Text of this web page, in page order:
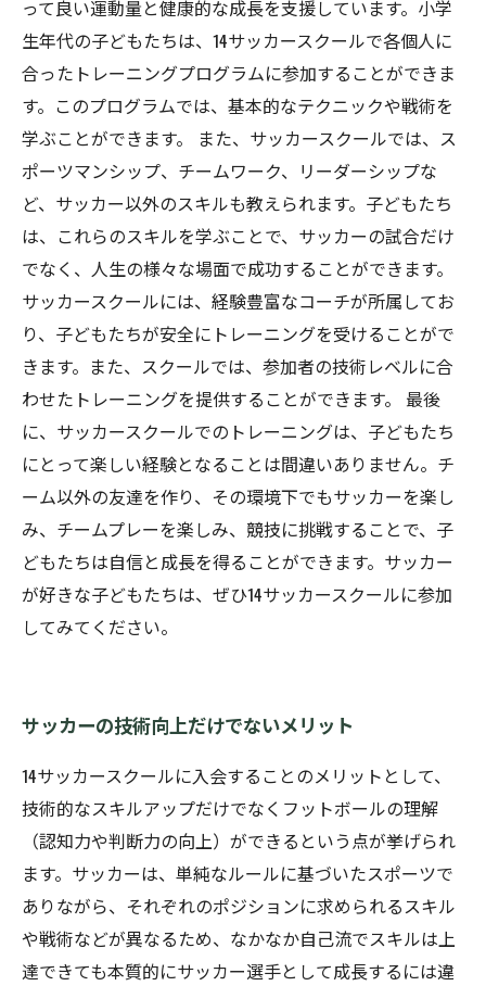
って良い運動量と健康的な成長を支援しています。小学
生年代の子どもたちは、14サッカースクールで各個人に
合ったトレーニングプログラムに参加することができま
す。このプログラムでは、基本的なテクニックや戦術を
学ぶことができます。 また、サッカースクールでは、ス
ポーツマンシップ、チームワーク、リーダーシップな
ど、サッカー以外のスキルも教えられます。子どもたち
は、これらのスキルを学ぶことで、サッカーの試合だけ
でなく、人生の様々な場面で成功することができます。
サッカースクールには、経験豊富なコーチが所属してお
り、子どもたちが安全にトレーニングを受けることがで
きます。また、スクールでは、参加者の技術レベルに合
わせたトレーニングを提供することができます。 最後
に、サッカースクールでのトレーニングは、子どもたち
にとって楽しい経験となることは間違いありません。チ
ーム以外の友達を作り、その環境下でもサッカーを楽し
み、チームプレーを楽しみ、競技に挑戦することで、子
どもたちは自信と成長を得ることができます。サッカー
が好きな子どもたちは、ぜひ14サッカースクールに参加
してみてください。
サッカーの技術向上だけでないメリット
14サッカースクールに入会することのメリットとして、
技術的なスキルアップだけでなくフットボールの理解
（認知力や判断力の向上）ができるという点が挙げられ
ます。サッカーは、単純なルールに基づいたスポーツで
ありながら、それぞれのポジションに求められるスキル
や戦術などが異なるため、なかなか自己流でスキルは上
達できても本質的にサッカー選手として成長するには違